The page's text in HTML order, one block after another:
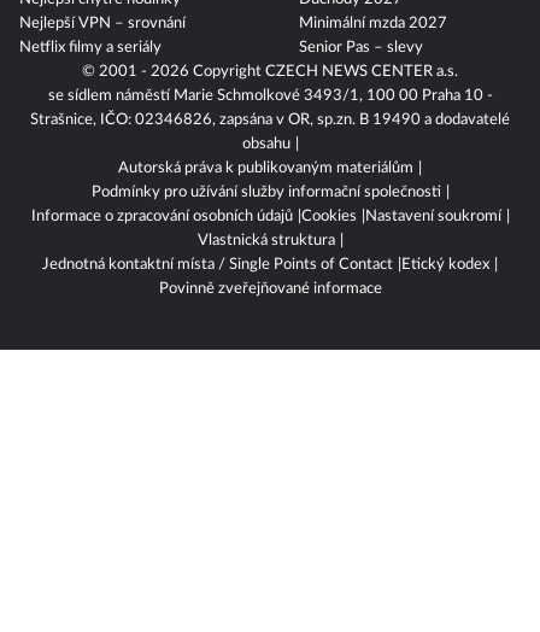
© 2001 - 2026 Copyright CZECH NEWS CENTER a.s.
se sídlem náměstí Marie Schmolkové 3493/1, 100 00 Praha 10 -
Strašnice, IČO: 02346826, zapsána v OR, sp.zn. B 19490 a dodavatelé
obsahu
Autorská práva k publikovaným materiálům
Podmínky pro užívání služby informační společnosti
Informace o zpracování osobních údajů Cookies
Nastavení soukromí
Vlastnická struktura
Jednotná kontaktní místa / Single Points of Contact
Etický kodex
Povinně zveřejňované informace
Nejlepší VPN – srovnání
Netflix filmy a seriály
Minimální mzda 2027
Senior Pas – slevy